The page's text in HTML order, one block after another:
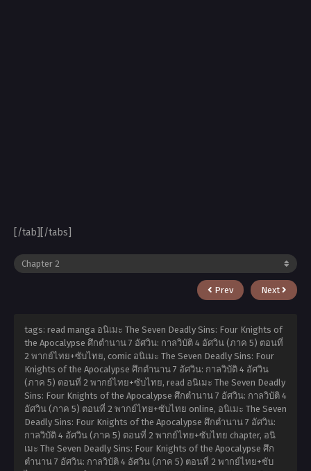
[/tab][/tabs]
Prev Next
tags: read manga อนิเมะ The Seven Deadly Sins: Four Knights of
the Apocalypse ศึกตำนาน 7 อัศวิน: กาลวิบัติ 4 อัศวิน (ภาค 5) ตอนที่
2 พากย์ไทย+ซับไทย, comic อนิเมะ The Seven Deadly Sins: Four
Knights of the Apocalypse ศึกตำนาน 7 อัศวิน: กาลวิบัติ 4 อัศวิน
(ภาค 5) ตอนที่ 2 พากย์ไทย+ซับไทย, read อนิเมะ The Seven Deadly
Sins: Four Knights of the Apocalypse ศึกตำนาน 7 อัศวิน: กาลวิบัติ 4
อัศวิน (ภาค 5) ตอนที่ 2 พากย์ไทย+ซับไทย online, อนิเมะ The Seven
Deadly Sins: Four Knights of the Apocalypse ศึกตำนาน 7 อัศวิน:
กาลวิบัติ 4 อัศวิน (ภาค 5) ตอนที่ 2 พากย์ไทย+ซับไทย chapter, อนิ
เมะ The Seven Deadly Sins: Four Knights of the Apocalypse ศึก
ตำนาน 7 อัศวิน: กาลวิบัติ 4 อัศวิน (ภาค 5) ตอนที่ 2 พากย์ไทย+ซับ